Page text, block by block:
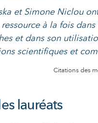
et Simone Niclou
à la fois dans
et dans son
scientifiques et
Citations des
lauréats